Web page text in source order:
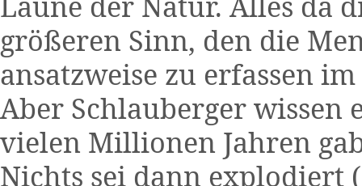
größeren Sinn, den die
ansatzweise zu erfassen
Aber Schlauberger wissen
vielen Millionen Jahren
Nichts sei dann explodiert